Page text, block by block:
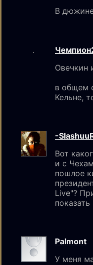
В
Овечкин
в общем
Кельне,
-
Вот
и с
пошлое
Live"?
Palmont
У меня